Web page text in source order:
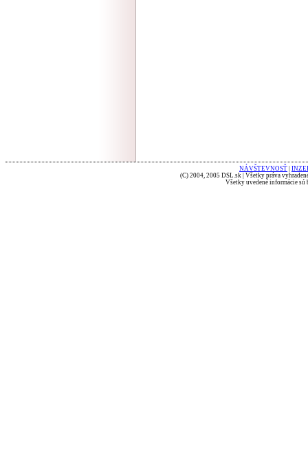
NÁVŠTEVNOSŤ
(C) 2004, 2005 DSL.sk | Všetky práva
Všetky uvedené informácie sú